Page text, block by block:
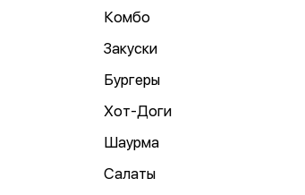
Комбо
Закуски
Бургеры
Хот-Доги
Шаурма
Салаты